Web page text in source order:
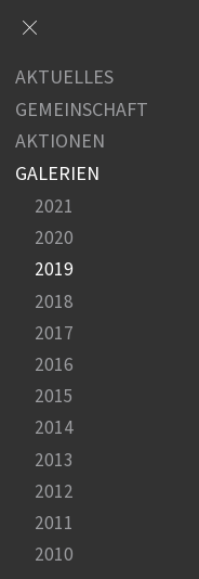
AKTUELLES
GEMEINSCHAFT
AKTIONEN
GALERIEN
2021
2020
2019
2018
2017
2016
2015
2014
2013
2012
2011
2010